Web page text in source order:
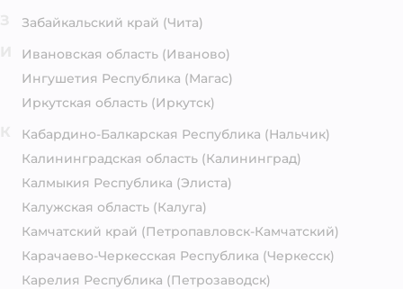
Забайкальский край (Чита)
Ивановская область (Иваново)
Ингушетия Республика (Магас)
Иркутская область (Иркутск)
Кабардино-Балкарская Республика (Нальчик)
Калининградская область (Калининград)
Калмыкия Республика (Элиста)
Калужская область (Калуга)
Камчатский край (Петропавловск-Камчатский)
Карачаево-Черкесская Республика (Черкесск)
Карелия Республика (Петрозаводск)